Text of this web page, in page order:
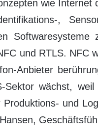
wie Internet
,
Softwaresysteme
und RTLS. NFC
Anbieter
Sektor wächst,
und